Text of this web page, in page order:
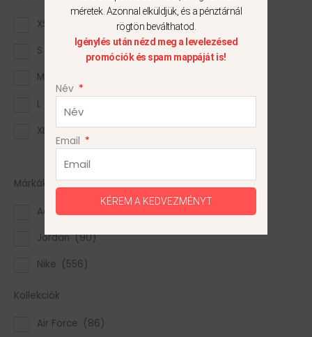
XS
S
M
L
XL
(15)
Márkák
Adidas
Jordan(90)
Nike (556)
Kollekciók
Air Force (86)
méretek. Azonnal elküldjük, és a pénztárnál
rögtön beválthatod.
Igénylés után nézd meg a levelezésed
promóciók és spam mappáját is!
Név
Email
KÉREM A KEDVEZMÉNYT